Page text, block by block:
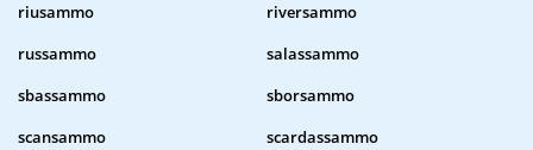
riusammo
riversammo
russammo
salassammo
sbassammo
sborsammo
scansammo
scardassammo